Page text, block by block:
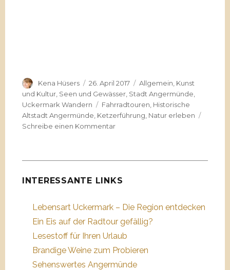
Autor
Kena Hüsers
Veröffentlicht
am
26. April 2017 Kategorien
Allgemein Kunst
und Kultur, Seen und Gewässer, Stadt Angermünde
Uckermark Wandern
Schlagwörter
Fahrradtouren Historische
Altstadt Angermünde Ketzerführung Natur erleben
Schreibe einen Kommentarzu
hier
INTERESSANTE LINKS
Lebensart Uckermark – Die Region entdecken
Ein Eis auf der Radtour gefällig?
Lesestoff für Ihren Urlaub
Brandige Weine zum Probieren
Sehenswertes Angermünde